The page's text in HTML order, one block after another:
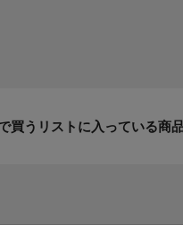
買うリストに入っている商